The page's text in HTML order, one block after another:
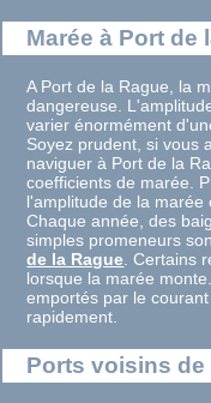
Marée à Port de
A Port de la Rague, la
dangereuse.
varier énormément
Soyez prudent, si vous
naviguer à Port de la
coefficients de marée.
l'amplitude de la marée
Chaque année, des
simples promeneurs
de la Rague. Certains
lorsque la marée
emportés par le
rapidement.
Ports voisins de